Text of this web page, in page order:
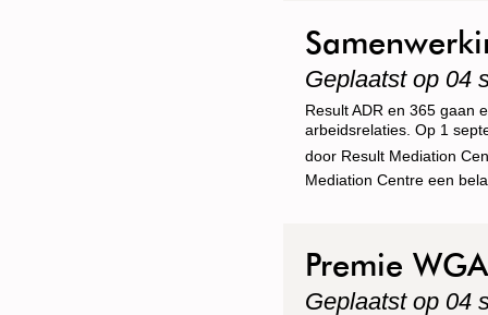
Geplaatst op 04
Result ADR en 365 gaan
arbeidsrelaties. Op 1
door Result Mediation
Mediation Centre een
Premie
Geplaatst op 04